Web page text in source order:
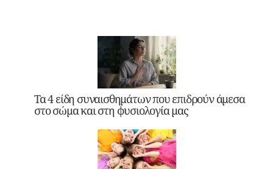
Τα 4 είδη συναισθημάτων που επιδρούν άμεσα
στο σώμα και στη φυσιολογία μας